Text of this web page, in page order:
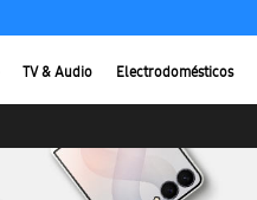
TV & Audio Electrodomésticos